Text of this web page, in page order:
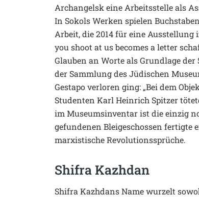
Archangelsk eine Arbeitsstelle als
In Sokols Werken spielen
Arbeit, die 2014 für eine
you shoot at us becomes a letter
Glauben an Worte als Grundlage
der Sammlung des Jüdischen
Gestapo verloren ging: „Bei dem
Studenten Karl Heinrich Spitzer
im Museumsinventar ist die einzig
gefundenen Bleigeschossen
marxistische Revolutionssprüche.
Shifra Kazhdan
Shifra Kazhdans Name wurzelt